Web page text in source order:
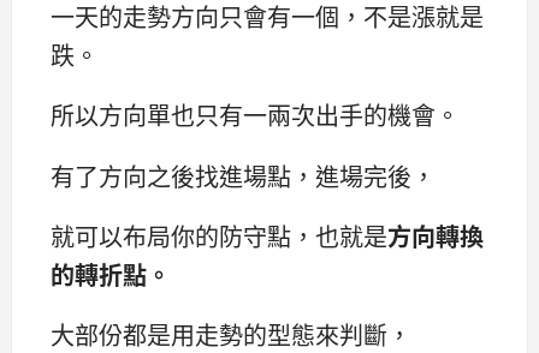
一天的走勢方向只會有一個，不是漲就是
跌。
所以方向單也只有一兩次出手的機會。
有了方向之後找進場點，進場完後，
就可以布局你的防守點，也就是方向轉換
的轉折點。
大部份都是用走勢的型態來判斷，